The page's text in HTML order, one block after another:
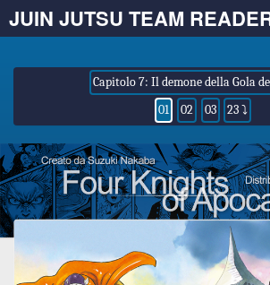
JUIN JUTSU TEAM
Capitolo 7: Il demone della Gola
01
02 03 23 ⤵